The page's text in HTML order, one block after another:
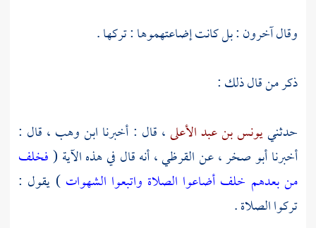
وقال آخرون : بل كانت إضاعتهموها : تركها .
ذكر من قال ذلك :
حدثنييونس بن عبد الأعلى، قال : أخبرنا ابن وهب ، قال :
أخبرناأبو صخر ،عنالقرظي ،أنه قال في هذه الآية (فخلف
من بعدهم خلف أضاعوا الصلاة واتبعوا الشهوات) يقول :
تركوا الصلاة .